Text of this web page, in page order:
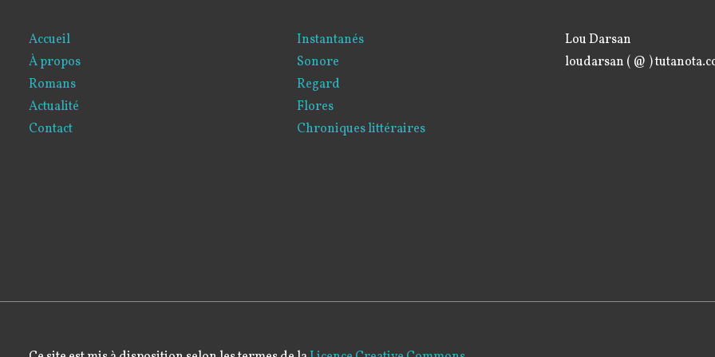
Accueil
À propos
Romans
Actualité
Contact
Instantanés
Sonore
Regard
Flores
Chroniques littéraires
Lou Darsan
loudarsan ( @ )